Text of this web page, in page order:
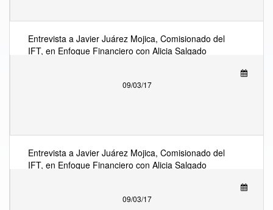
Entrevista a Javier Juárez Mojica, Comisionado del
IFT, en Enfoque Financiero con Alicia Salgado
09/03/17
Entrevista a Javier Juárez Mojica, Comisionado del
IFT, en Enfoque Financiero con Alicia Salgado
09/03/17